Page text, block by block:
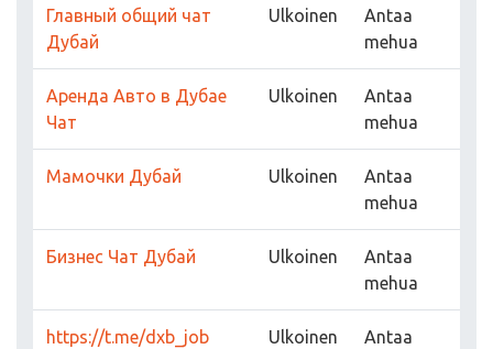
Главный общий чат
Дубай
Ulkoinen
Antaa
mehua
Аренда Авто в Дубае
Чат
Ulkoinen
Antaa
mehua
Мамочки Дубай Ulkoinen
Antaa
mehua
Бизнес Чат Дубай Ulkoinen
Antaa
mehua
https://t.me/dxb_job Ulkoinen
Antaa